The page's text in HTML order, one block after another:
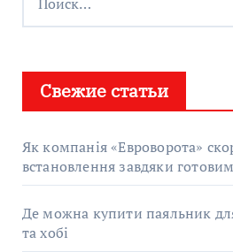
Свежие статьи
Як компанія «Евроворота»
встановлення завдяки
Де можна купити паяльник
та хобі